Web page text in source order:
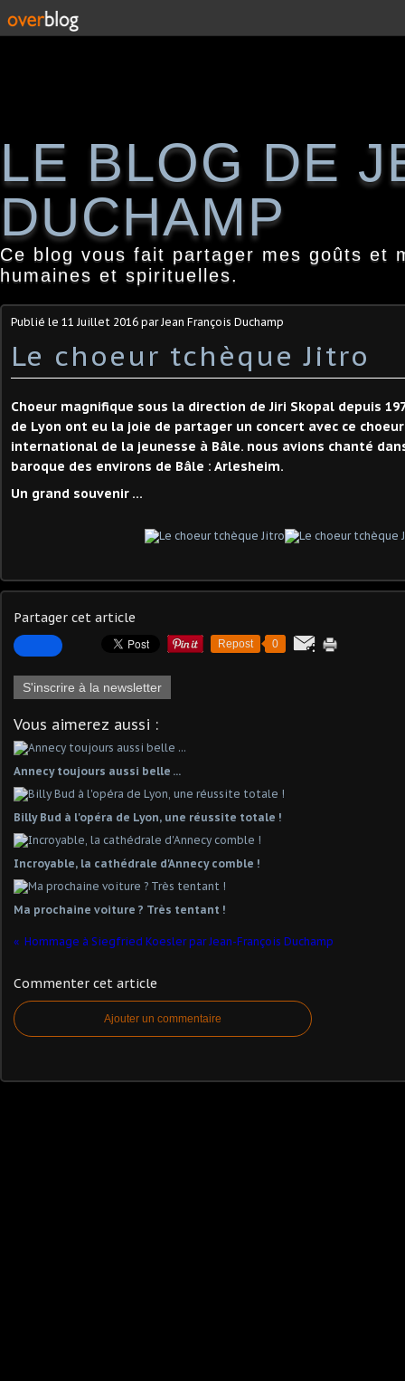
LE BLOG DE
DUCHAMP
Ce blog vous fait partager mes goûts et
humaines et spirituelles.
Publié le 11 Juillet 2016 par Jean François Duchamp
Le choeur tchèque Jitro
Choeur magnifique sous la direction de Jiri Skopal depuis
de Lyon ont eu la joie de partager un concert avec ce
international de la jeunesse à Bâle. nous avions chanté
baroque des environs de Bâle : Arlesheim.
Un grand souvenir ...
Partager cet article
Repost 0
S'inscrire à la newsletter
Vous aimerez aussi :
Annecy toujours aussi belle ...
Billy Bud à l'opéra de Lyon, une réussite totale !
Incroyable, la cathédrale d'Annecy comble !
Ma prochaine voiture ? Très tentant !
Hommage à Siegfried Koesler par Jean-François Duchamp
Commenter cet article
Ajouter un commentaire